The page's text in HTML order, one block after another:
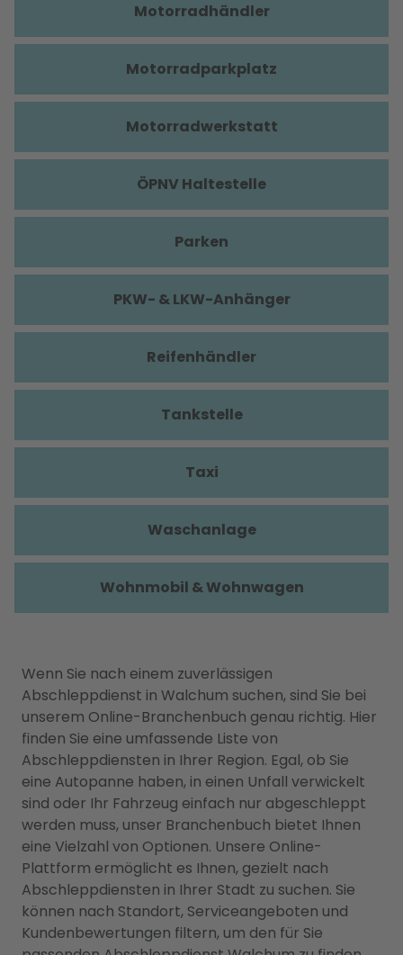
Wenn Sie nach einem zuverlässigen
Abschleppdienst in Walchum suchen, sind Sie bei
unserem Online-Branchenbuch genau richtig. Hier
finden Sie eine umfassende Liste von
Abschleppdiensten in Ihrer Region. Egal, ob Sie
eine Autopanne haben, in einen Unfall verwickelt
sind oder Ihr Fahrzeug einfach nur abgeschleppt
werden muss, unser Branchenbuch bietet Ihnen
eine Vielzahl von Optionen. Unsere Online-
Plattform ermöglicht es Ihnen, gezielt nach
Abschleppdiensten in Ihrer Stadt zu suchen. Sie
können nach Standort, Serviceangeboten und
Kundenbewertungen filtern, um den für Sie
Motorradhändler
Motorradparkplatz
Motorradwerkstatt
ÖPNV Haltestelle
Parken
PKW- & LKW-Anhänger
Reifenhändler
Tankstelle
Taxi
Waschanlage
Wohnmobil & Wohnwagen